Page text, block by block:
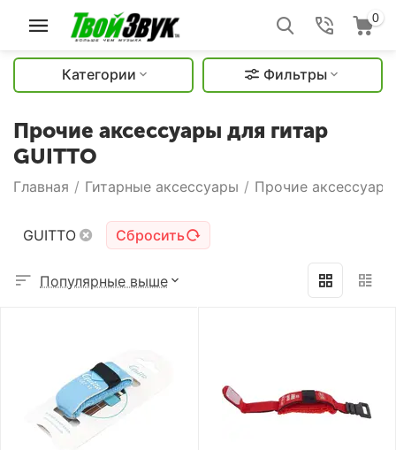
0
Категории Фильтры
Прочие аксессуары для гитар
GUITTO
Главная / Гитарные аксессуары / Прочие
GUITTO Сбросить
Популярные выше